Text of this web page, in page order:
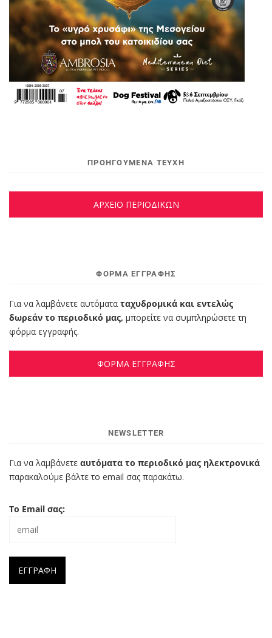
ΠΡΟΗΓΟΥΜΕΝΑ ΤΕΥΧΗ
ΑΡΧΕΙΟ ΠΕΡΙΟΔΙΚΩΝ
ΦΌΡΜΑ ΕΓΓΡΑΦΉΣ
Για να λαμβάνετε αυτόματα ταχυδρομικά και εντελώς
δωρεάν το περιοδικό μας, μπορείτε να συμπληρώσετε τη
φόρμα εγγραφής.
ΦΟΡΜΑ ΕΓΓΡΑΦΗΣ
NEWSLETTER
Για να λαμβάνετε αυτόματα το περιοδικό μας ηλεκτρονικά
παρακαλούμε βάλτε το email σας παρακάτω.
Το Email σας: